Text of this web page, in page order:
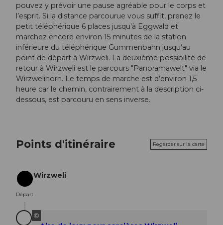
pouvez y prévoir une pause agréable pour le corps et
l’esprit. Si la distance parcourue vous suffit, prenez le
petit téléphérique 6 places jusqu’à Eggwald et
marchez encore environ 15 minutes de la station
inférieure du téléphérique Gummenbahn jusqu’au
point de départ à Wirzweli. La deuxième possibilité de
retour à Wirzweli est le parcours "Panoramawelt" via le
Wirzwelihorn. Le temps de marche est d’environ 1,5
heure car le chemin, contrairement à la description ci-
dessous, est parcouru en sens inverse.
Points d'itinéraire Regarder sur la carte
Départ
Départ
Wirzweli
©